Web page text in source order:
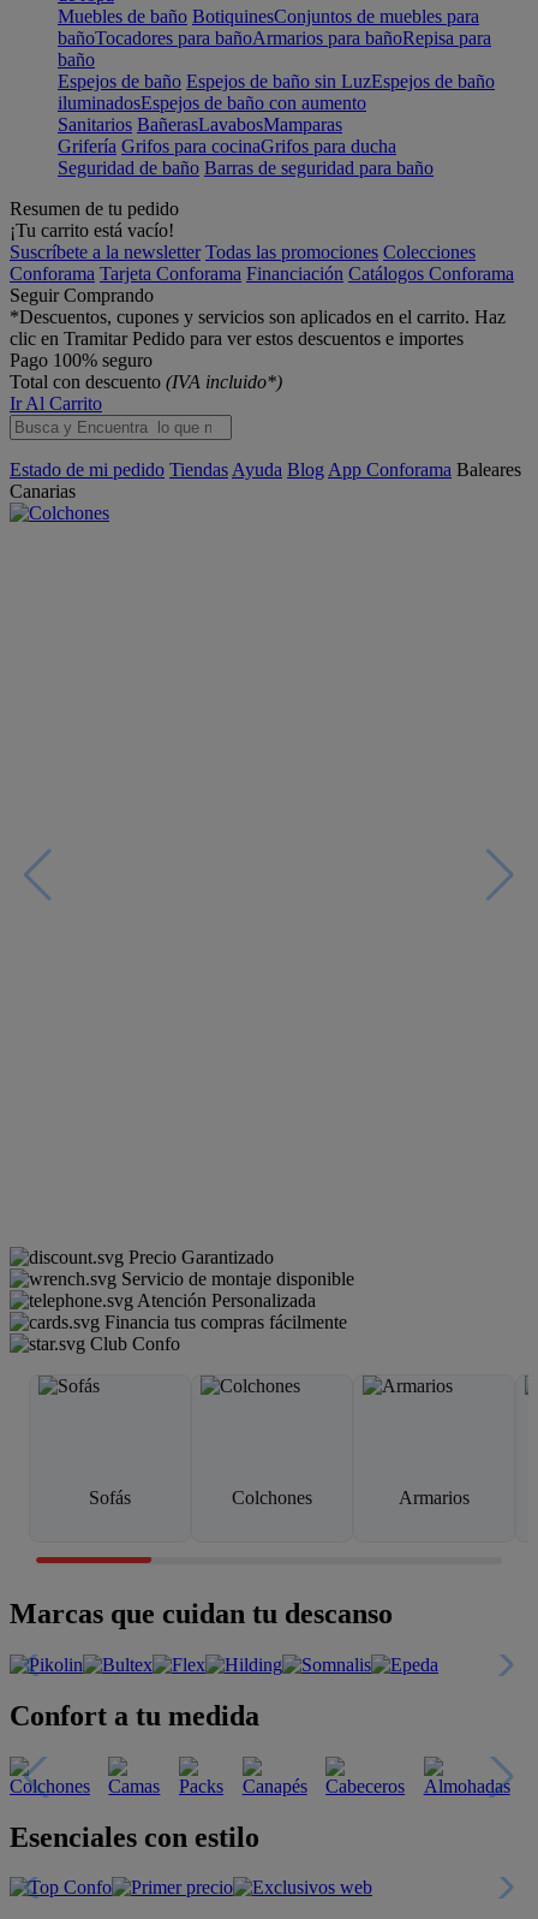
Muebles de baño BotiquinesConjuntos de muebles para
bañoTocadores para bañoArmarios para bañoRepisa para
baño
Espejos de baño Espejos de baño sin LuzEspejos de baño
iluminadosEspejos de baño con aumento
Sanitarios BañerasLavabosMamparas
Grifería Grifos para cocinaGrifos para ducha
Seguridad de baño Barras de seguridad para baño
Resumen de tu pedido
¡Tu carrito está vacío!
Suscríbete a la newsletter Todas las promociones Colecciones
Conforama Tarjeta Conforama Financiación Catálogos Conforama
Seguir Comprando
*Descuentos, cupones y servicios son aplicados en el carrito. Haz
clic en Tramitar Pedido para ver estos descuentos e importes
Pago 100% seguro
Total con descuento (IVA incluido*)
Ir Al Carrito
Estado de mi pedido Tiendas Ayuda Blog App Conforama Baleares
Canarias
Precio Garantizado
Servicio de montaje disponible
Atención Personalizada
Financia tus compras fácilmente
Club Confo
Sofás Colchones Armarios
Marcas que cuidan tu descanso
Confort a tu medida
Esenciales con estilo